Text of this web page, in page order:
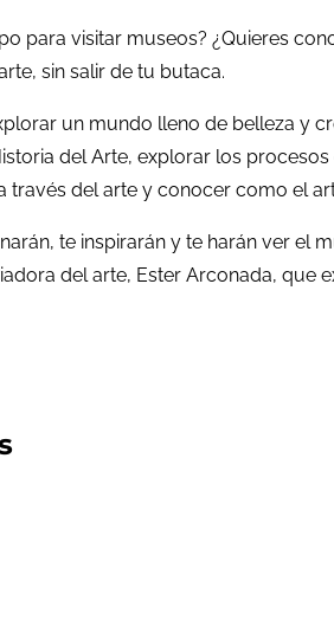
para visitar museos? ¿Quieres
sin salir de tu butaca.
un mundo lleno de belleza y
del Arte, explorar los
través del arte y conocer como el
te inspirarán y te harán ver el
del arte, Ester Arconada,